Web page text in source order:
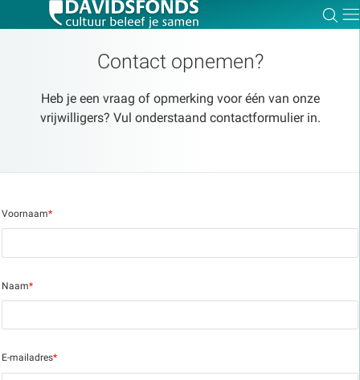
Contact opnemen?
Heb je een vraag of opmerking voor één van onze
vrijwilligers? Vul onderstaand contactformulier in.
Voornaam*
Naam*
E-mailadres*
Zoeken